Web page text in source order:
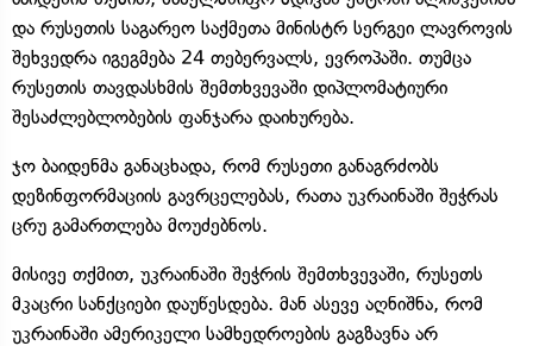
და რუსეთის საგარეო საქმეთა მინისტრ სერგეი ლავროვის
შეხვედრა იგეგმება 24 თებერვალს, ევროპაში. თუმცა
რუსეთის თავდასხმის შემთხვევაში დიპლომატიური
შესაძლებლობების ფანჯარა დაიხურება.
ჯო ბაიდენმა განაცხადა, რომ რუსეთი განაგრძობს
დეზინფორმაციის გავრცელებას, რათა უკრაინაში შეჭრას
ცრუ გამართლება მოუძებნოს.
მისივე თქმით, უკრაინაში შეჭრის შემთხვევაში, რუსეთს
მკაცრი სანქციები დაუწესდება. მან ასევე აღნიშნა, რომ
უკრაინაში ამერიკელი სამხედროების გაგზავნა არ